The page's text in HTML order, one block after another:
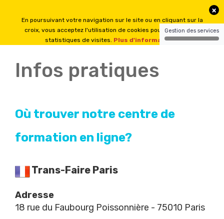
Infos pratiques
Où trouver notre centre de
formation en ligne?
Trans-Faire Paris
Adresse
18 rue du Faubourg Poissonnière - 75010 Paris